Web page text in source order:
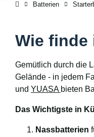
Batterien
Wie finde
Gemütlich durch die
Gelände - in jedem
und YUASA bieten
Das Wichtigste in
Nassbatterien